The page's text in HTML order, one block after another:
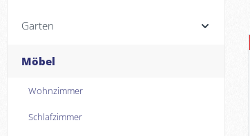
Garten
Möbel
Wohnzimmer
Schlafzimmer